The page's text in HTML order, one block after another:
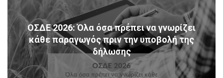
ΟΣΔΕ 2026: Όλα όσα πρέπει να γνωρίζει
κάθε παραγωγός πριν την υποβολή της
δήλωσης